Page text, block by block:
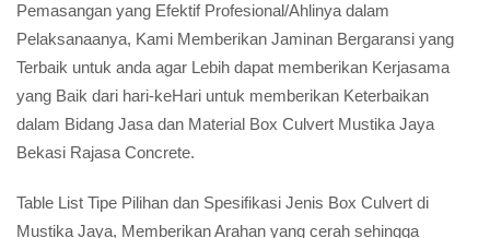
Pemasangan yang Efektif Profesional/Ahlinya dalam
Pelaksanaanya, Kami Memberikan Jaminan Bergaransi yang
Terbaik untuk anda agar Lebih dapat memberikan Kerjasama
yang Baik dari hari-keHari untuk memberikan Keterbaikan
dalam Bidang Jasa dan Material Box Culvert Mustika Jaya
Bekasi Rajasa Concrete.
Table List Tipe Pilihan dan Spesifikasi Jenis Box Culvert di
Mustika Jaya, Memberikan Arahan yang cerah sehingga